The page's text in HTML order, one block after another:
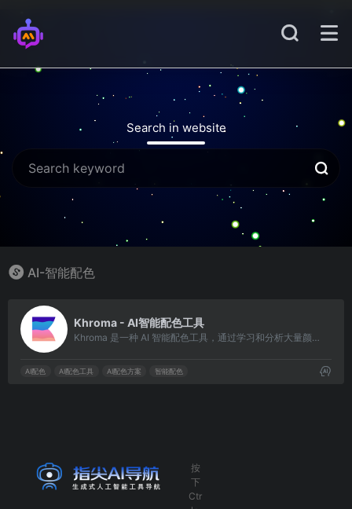
Search in website
AI-智能配色
Khroma - AI智能配色工具
Khroma 是一种 AI 智能配色工具，通过学习和分析大量颜色数据来智能地生成高质量的配色方案。
AI配色 AI配色工具 AI配色方案 智能配色
按
下
Ctr